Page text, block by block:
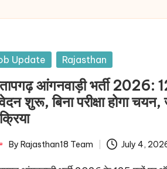
Update Rajasthan
आंगनवाड़ी भर्ती 2026:
शुरू, बिना परीक्षा होगा चयन,
By Rajasthan18 Team July 4,